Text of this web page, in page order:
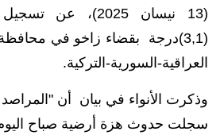
الاخبار
الاخبار
(13 نيسان 2025)،
(3,1)درجة بقضاء زاخو في
العراقية-السورية-التركية.
وذكرت الأنواء في بيان أن "المراصد
سجلت حدوث هزة أرضية صباح